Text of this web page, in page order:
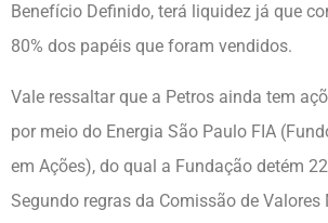
Benefício Definido, terá liquidez já que
80% dos papéis que foram vendidos.
Vale ressaltar que a Petros ainda tem
por meio do Energia São Paulo FIA
em Ações), do qual a Fundação detém
Segundo regras da Comissão de